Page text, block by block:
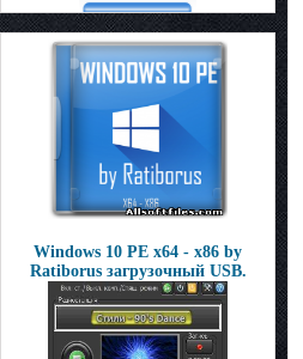
Windows 10 PE x64 - x86 by
Ratiborus загрузочный USB.